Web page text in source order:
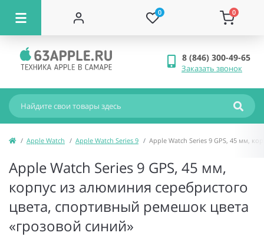
0 0
8 (846) 300-49-65
Заказать звонок
Apple Watch Apple Watch Series 9 Apple Watch Series 9 GPS, 45 мм,
Apple Watch Series 9 GPS, 45 мм,
корпус из алюминия серебристого
цвета, спортивный ремешок цвета
«грозовой синий»